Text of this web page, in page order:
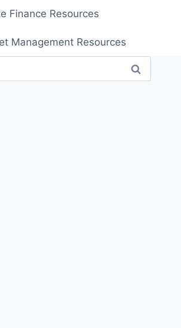
Finance Resources
Management Resources